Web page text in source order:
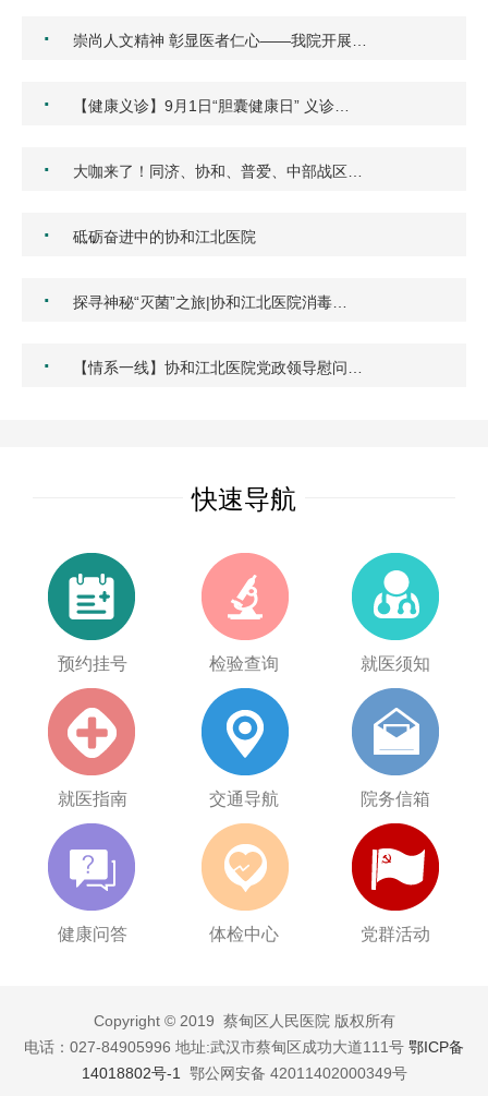
· 崇尚人文精神 彰显医者仁心——我院开展…
· 【健康义诊】9月1日“胆囊健康日” 义诊…
· 大咖来了！同济、协和、普爱、中部战区…
· 砥砺奋进中的协和江北医院
· 探寻神秘“灭菌”之旅|协和江北医院消毒…
· 【情系一线】协和江北医院党政领导慰问…
快速导航
预约挂号 检验查询 就医须知
就医指南 交通导航 院务信箱
健康问答 体检中心 党群活动
Copyright © 2019 蔡甸区人民医院 版权所有
电话：027-84905996 地址:武汉市蔡甸区成功大道111号 鄂ICP备
14018802号-1
鄂公网安备 42011402000349号